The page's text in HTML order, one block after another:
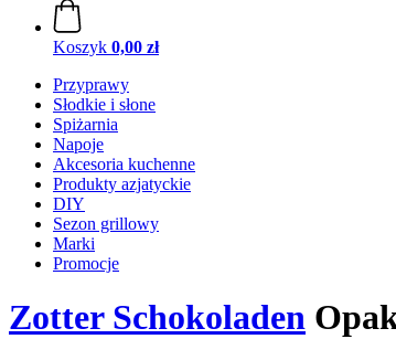
Koszyk 0,00 zł
Przyprawy
Słodkie i słone
Spiżarnia
Napoje
Akcesoria kuchenne
Produkty azjatyckie
DIY
Sezon grillowy
Marki
Promocje
Zotter Schokoladen